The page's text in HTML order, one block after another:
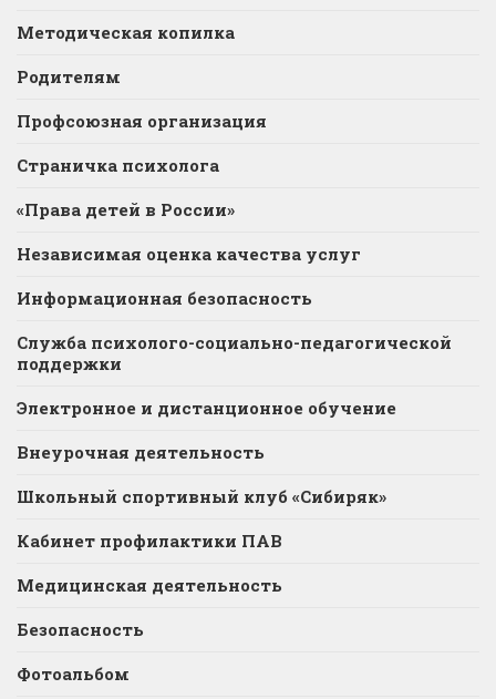
Методическая копилка
Родителям
Профсоюзная организация
Страничка психолога
«Права детей в России»
Независимая оценка качества услуг
Информационная безопасность
Служба психолого-социально-педагогической
поддержки
Электронное и дистанционное обучение
Внеурочная деятельность
Школьный спортивный клуб «Сибиряк»
Кабинет профилактики ПАВ
Медицинская деятельность
Безопасность
Фотоальбом